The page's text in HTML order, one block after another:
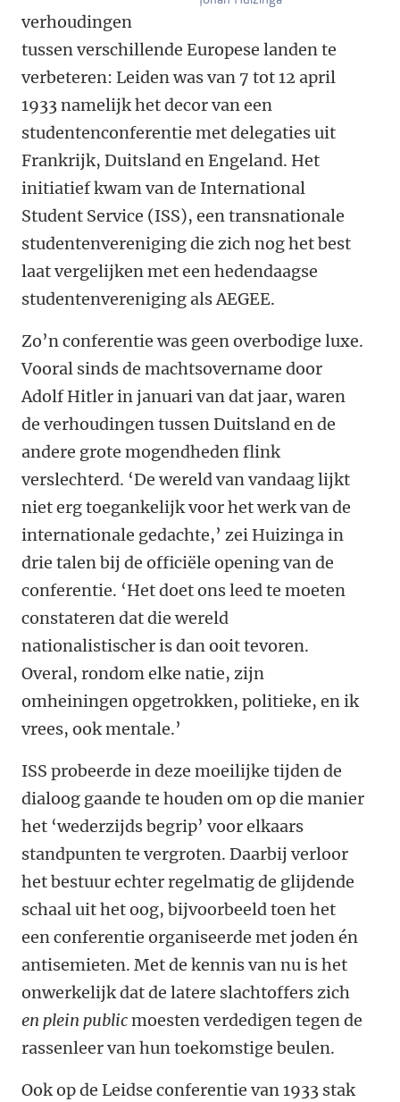
verhoudingen
tussen verschillende Europese landen te
verbeteren: Leiden was van 7 tot 12 april
1933 namelijk het decor van een
studentenconferentie met delegaties uit
Frankrijk, Duitsland en Engeland. Het
initiatief kwam van de International
Student Service (ISS), een transnationale
studentenvereniging die zich nog het best
laat vergelijken met een hedendaagse
studentenvereniging als AEGEE.
Zo’n conferentie was geen overbodige luxe.
Vooral sinds de machtsovername door
Adolf Hitler in januari van dat jaar, waren
de verhoudingen tussen Duitsland en de
andere grote mogendheden flink
verslechterd. ‘De wereld van vandaag lijkt
niet erg toegankelijk voor het werk van de
internationale gedachte,’ zei Huizinga in
drie talen bij de officiële opening van de
conferentie. ‘Het doet ons leed te moeten
constateren dat die wereld
nationalistischer is dan ooit tevoren.
Overal, rondom elke natie, zijn
omheiningen opgetrokken, politieke, en ik
vrees, ook mentale.’
ISS probeerde in deze moeilijke tijden de
dialoog gaande te houden om op die manier
het ‘wederzijds begrip’ voor elkaars
standpunten te vergroten. Daarbij verloor
het bestuur echter regelmatig de glijdende
schaal uit het oog, bijvoorbeeld toen het
een conferentie organiseerde met joden én
antisemieten. Met de kennis van nu is het
onwerkelijk dat de latere slachtoffers zich
en plein publicmoesten verdedigen tegen de
rassenleer van hun toekomstige beulen.
Ook op de Leidse conferentie van 1933 stak